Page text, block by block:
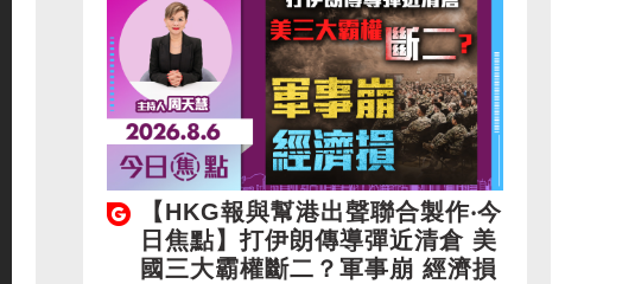
【HKG報與幫港出聲聯合製作‧今
日焦點】打伊朗傳導彈近清倉 美
國三大霸權斷二？軍事崩 經濟損